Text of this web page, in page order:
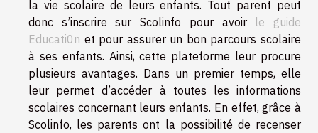
la vie scolaire de leurs enfants. Tout parent peut
donc s’inscrire sur Scolinfo pour avoir le guide
Educati0n et pour assurer un bon parcours scolaire
à ses enfants. Ainsi, cette plateforme leur procure
plusieurs avantages. Dans un premier temps, elle
leur permet d’accéder à toutes les informations
scolaires concernant leurs enfants. En effet, grâce à
Scolinfo, les parents ont la possibilité de recenser